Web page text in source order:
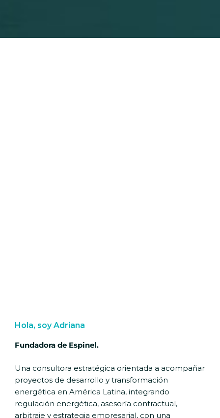
Hola, soy Adriana
Fundadora de Espinel.
Una consultora estratégica orientada a acompañar
proyectos de desarrollo y transformación
energética en América Latina, integrando
regulación energética, asesoría contractual,
arbitraje y estrategia empresarial, con una